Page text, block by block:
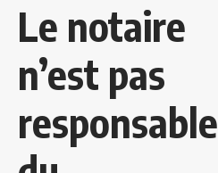
Le notaire
n’est pas
responsable